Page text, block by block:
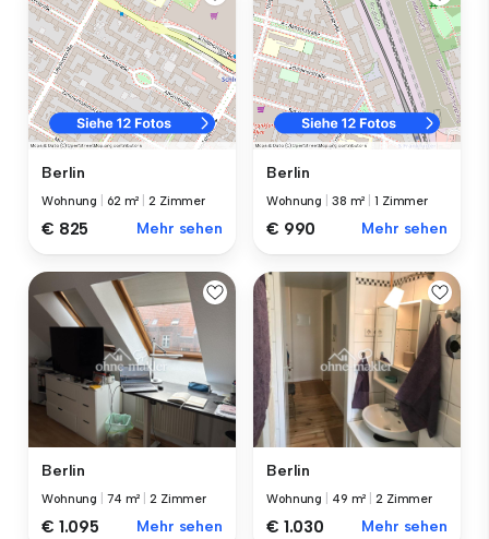
Berlin
Wohnung 62 m² |2 Zimmer
€ 825 Mehr sehen
Berlin
Wohnung 38 m² |1 Zimmer
€ 990 Mehr sehen
Berlin
Wohnung 74 m² |2 Zimmer
€ 1.095 Mehr sehen
Berlin
Wohnung 49 m² |2 Zimmer
€ 1.030 Mehr sehen